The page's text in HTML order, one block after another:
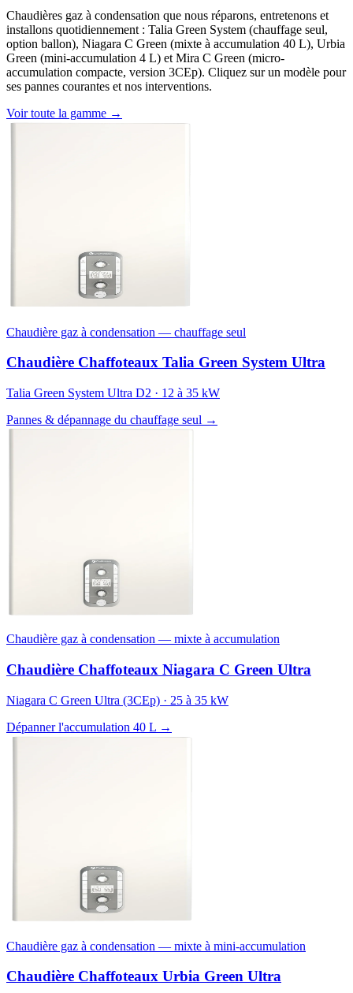
Chaudières gaz à condensation que nous réparons, entretenons et
installons quotidiennement : Talia Green System (chauffage seul,
option ballon), Niagara C Green (mixte à accumulation 40 L), Urbia
Green (mini-accumulation 4 L) et Mira C Green (micro-
accumulation compacte, version 3CEp). Cliquez sur un modèle pour
ses pannes courantes et nos interventions.
Voir toute la gamme →
Chaudière gaz à condensation — chauffage seul
Chaudière Chaffoteaux Talia Green System Ultra
Talia Green System Ultra D2 · 12 à 35 kW
Pannes & dépannage du chauffage seul →
Chaudière gaz à condensation — mixte à accumulation
Chaudière Chaffoteaux Niagara C Green Ultra
Niagara C Green Ultra (3CEp) · 25 à 35 kW
Dépanner l'accumulation 40 L →
Chaudière gaz à condensation — mixte à mini-accumulation
Chaudière Chaffoteaux Urbia Green Ultra